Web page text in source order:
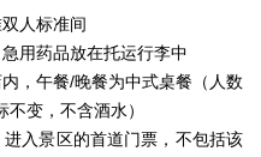
人标准间
用药品放在托运行李中
，午餐/晚餐为中式桌餐（人数
变，不含酒水）
入景区的首道门票，不包括该